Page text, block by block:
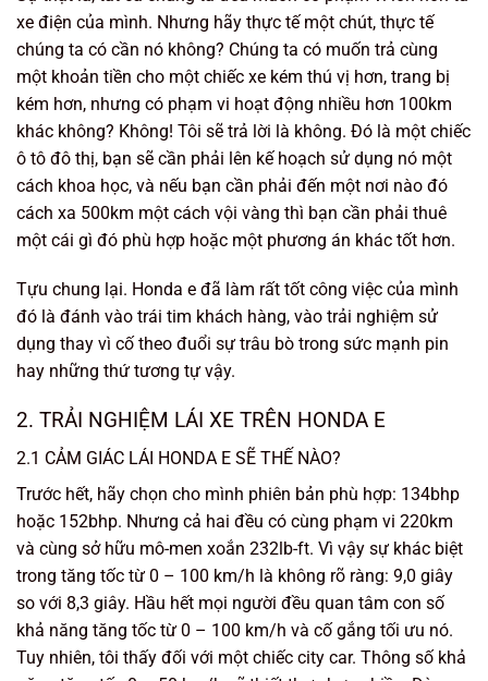
xe điện của mình. Nhưng hãy thực tế một chút, thực tế
chúng ta có cần nó không? Chúng ta có muốn trả cùng
một khoản tiền cho một chiếc xe kém thú vị hơn, trang bị
kém hơn, nhưng có phạm vi hoạt động nhiều hơn 100km
khác không? Không! Tôi sẽ trả lời là không. Đó là một chiếc
ô tô đô thị, bạn sẽ cần phải lên kế hoạch sử dụng nó một
cách khoa học, và nếu bạn cần phải đến một nơi nào đó
cách xa 500km một cách vội vàng thì bạn cần phải thuê
một cái gì đó phù hợp hoặc một phương án khác tốt hơn.
Tựu chung lại. Honda e đã làm rất tốt công việc của mình
đó là đánh vào trái tim khách hàng, vào trải nghiệm sử
dụng thay vì cố theo đuổi sự trâu bò trong sức mạnh pin
hay những thứ tương tự vậy.
2. TRẢI NGHIỆM LÁI XE TRÊN HONDA E
2.1 CẢM GIÁC LÁI HONDA E SẼ THẾ NÀO?
Trước hết, hãy chọn cho mình phiên bản phù hợp: 134bhp
hoặc 152bhp. Nhưng cả hai đều có cùng phạm vi 220km
và cùng sở hữu mô-men xoắn 232lb-ft. Vì vậy sự khác biệt
trong tăng tốc từ 0 – 100 km/h là không rõ ràng: 9,0 giây
so với 8,3 giây. Hầu hết mọi người đều quan tâm con số
khả năng tăng tốc từ 0 – 100 km/h và cố gắng tối ưu nó.
Tuy nhiên, tôi thấy đối với một chiếc city car. Thông số khả